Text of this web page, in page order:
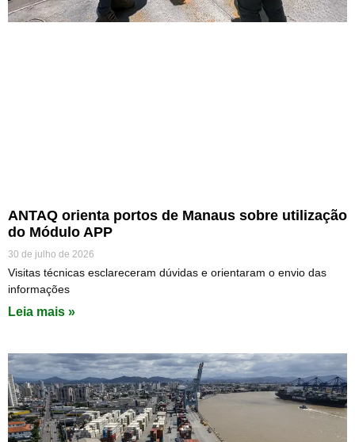
ANTAQ orienta portos de Manaus sobre utilização
do Módulo APP
30 de julho de 2026
Visitas técnicas esclareceram dúvidas e orientaram o envio das
informações
Leia mais »